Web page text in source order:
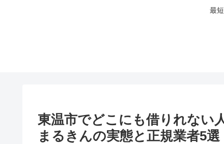
最
東温市でどこにも借りれない
まるきんの実態と正規業者5選